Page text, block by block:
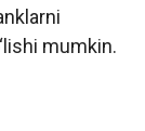
mumkin.